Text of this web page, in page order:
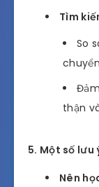
Tìm
So
thận
5. Một số lưu
Nên